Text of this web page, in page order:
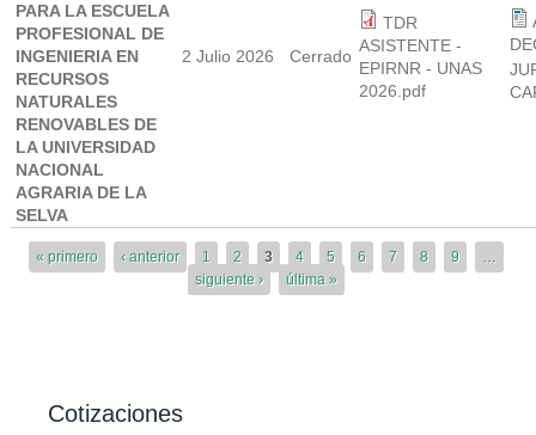
PARA LA ESCUELA
PROFESIONAL DE
INGENIERIA EN
RECURSOS
NATURALES
RENOVABLES DE
LA UNIVERSIDAD
NACIONAL
AGRARIA DE LA
SELVA
2 Julio 2026 Cerrado
TDR
ASISTENTE -
EPIRNR - UNAS
2026.pdf
Páginas
« primero ‹ anterior 1 2 3 4 5 6 7 8 9
…
siguiente ›
última »
Cotizaciones